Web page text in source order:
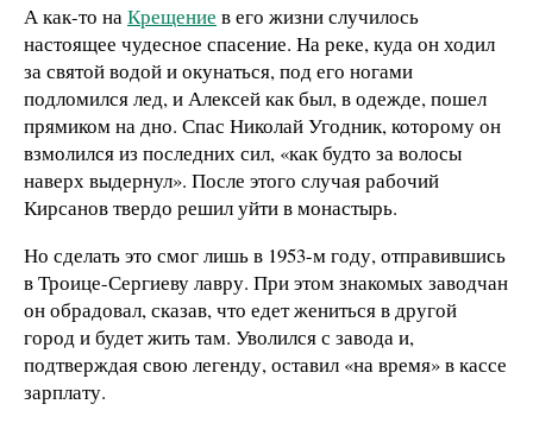
А как-то наКрещение в его жизни случилось
настоящее чудесное спасение. На реке, куда он ходил
за святой водой и окунаться, под его ногами
подломился лед, и Алексей как был, в одежде, пошел
прямиком на дно. Спас Николай Угодник, которому он
взмолился из последних сил, «как будто за волосы
наверх выдернул». После этого случая рабочий
Кирсанов твердо решил уйти в монастырь.
Но сделать это смог лишь в 1953-м году, отправившись
в Троице-Сергиеву лавру. При этом знакомых заводчан
он обрадовал, сказав, что едет жениться в другой
город и будет жить там. Уволился с завода и,
подтверждая свою легенду, оставил «на время» в кассе
зарплату.